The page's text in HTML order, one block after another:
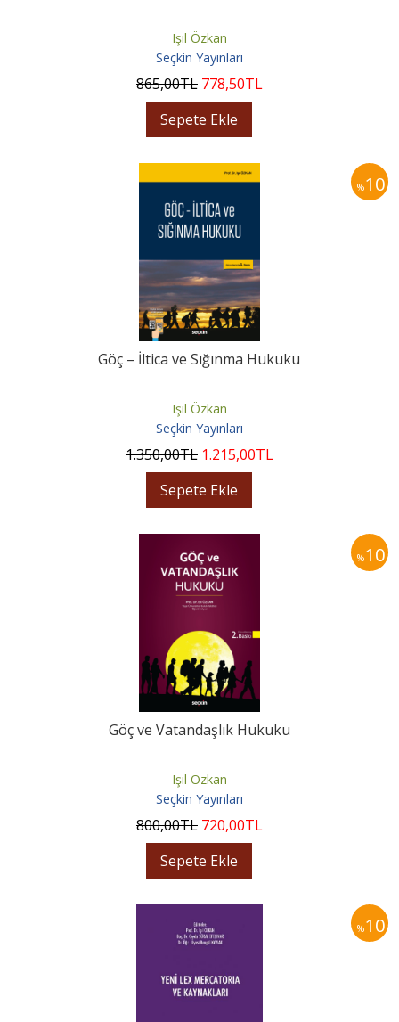
Işıl Özkan
Seçkin Yayınları
865,00TL 778,50TL
Sepete Ekle
%10
Göç – İltica ve Sığınma Hukuku
Işıl Özkan
Seçkin Yayınları
1.350,00TL 1.215,00TL
Sepete Ekle
%10
Göç ve Vatandaşlık Hukuku
Işıl Özkan
Seçkin Yayınları
800,00TL 720,00TL
Sepete Ekle
%10